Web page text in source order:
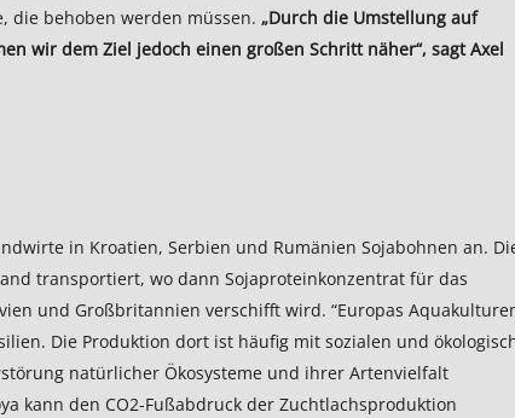
die behoben werden müssen. „Durch die Umstellung auf
wir dem Ziel jedoch einen großen Schritt näher“, sagt Axel
in Kroatien, Serbien und Rumänien Sojabohnen an.
transportiert, wo dann Sojaproteinkonzentrat für das
und Großbritannien verschifft wird. “Europas
Die Produktion dort ist häufig mit sozialen und
natürlicher Ökosysteme und ihrer Artenvielfalt
kann den CO2-Fußabdruck der Zuchtlachsproduktion